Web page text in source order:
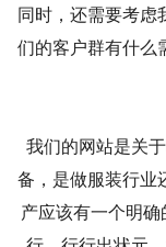
同时，还需要考虑
们的客户群有什么
我们的网站是关
备，是做服装行业
产应该有一个明